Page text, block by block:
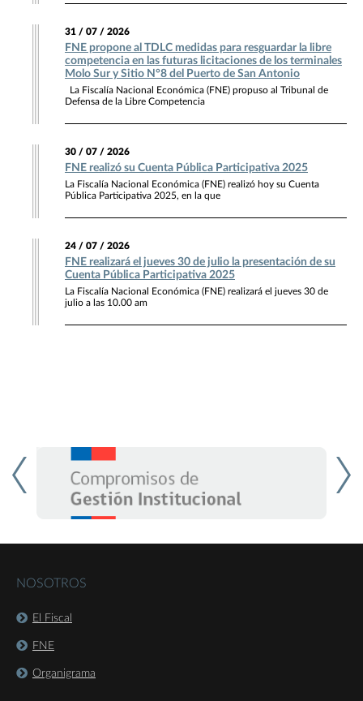
31 / 07 / 2026
FNE propone al TDLC medidas para resguardar la libre
competencia en las futuras licitaciones de los terminales
Molo Sur y Sitio N°8 del Puerto de San Antonio
La Fiscalía Nacional Económica (FNE) propuso al Tribunal de
Defensa de la Libre Competencia
30 / 07 / 2026
FNE realizó su Cuenta Pública Participativa 2025
La Fiscalía Nacional Económica (FNE) realizó hoy su Cuenta
Pública Participativa 2025, en la que
24 / 07 / 2026
FNE realizará el jueves 30 de julio la presentación de su
Cuenta Pública Participativa 2025
La Fiscalía Nacional Económica (FNE) realizará el jueves 30 de
julio a las 10.00 am
NOSOTROS
El Fiscal
FNE
Organigrama